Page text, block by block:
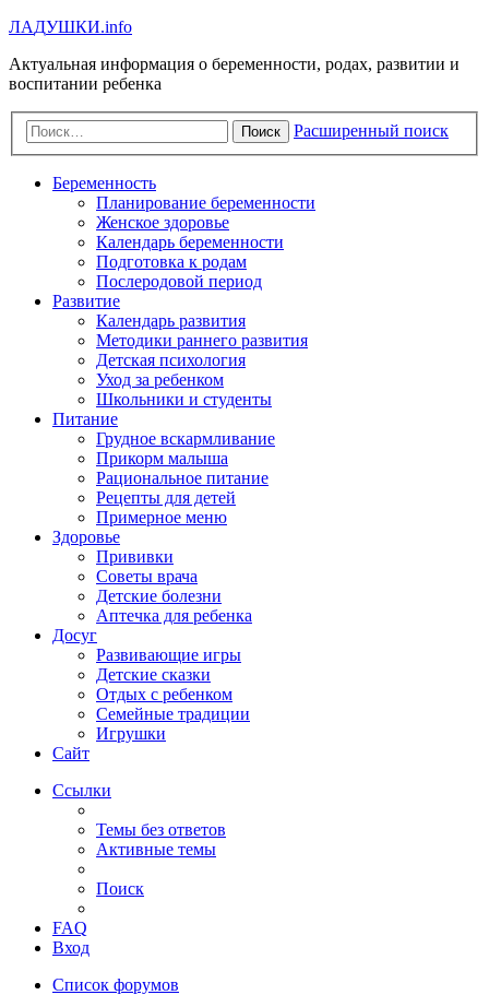
ЛАДУШКИ.info
Актуальная информация о беременности, родах, развитии и
воспитании ребенка
Поиск Расширенный поиск
Беременность
Планирование беременности
Женское здоровье
Календарь беременности
Подготовка к родам
Послеродовой период
Развитие
Календарь развития
Методики раннего развития
Детская психология
Уход за ребенком
Школьники и студенты
Питание
Грудное вскармливание
Прикорм малыша
Рациональное питание
Рецепты для детей
Примерное меню
Здоровье
Прививки
Советы врача
Детские болезни
Аптечка для ребенка
Досуг
Развивающие игры
Детские сказки
Отдых с ребенком
Семейные традиции
Игрушки
Сайт
Ссылки
Темы без ответов
Активные темы
Поиск
FAQ
Вход
Список форумов